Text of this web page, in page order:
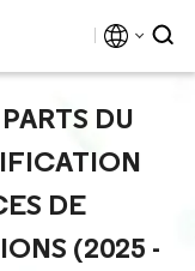
DU
DE
(2025 -